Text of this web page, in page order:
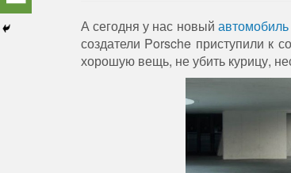
А сегодня у нас новый
создатели Porsche приступили к
хорошую вещь, не убить курицу,